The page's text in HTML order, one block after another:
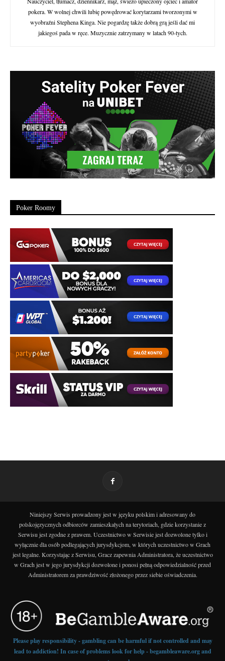
pokera. W wolnej chwili lubię powędrować korytarzami tworzonymi w
wyobraźni Stephena Kinga. Nie pogardzę także dobrą grą jeśli dać mi
jakiegoś pada w ręce. Muzycznie zatrzymany w latach 90-tych.
Poker Roomy
Niniejszy Serwis prowadzony jest w języku polskim i adresowany do
polskojęzycznych odbiorców zamieszkałych na terytoriach, gdzie korzystanie z
Serwisu jest zgodne z prawem. Uczestnictwo w Serwisie jest dozwolone tylko i
wyłącznie dla osób podlegających jurysdykcjom, w których uczestnictwo w Grach
jest legalne. Korzystając z Serwisu, Gracz zapewnia Administratora, że uczestnictwo
w Grach jest w jego jurysdykcji dozwolone i ponosi pełną odpowiedzialność przed
Administratorem za prawdziwość złożonego przez siebie oświadczenia.
Please play responsibility - gambling can be harmful if not controlled and may
lead to addiction! In case of problems look for help - begambleaware.org and